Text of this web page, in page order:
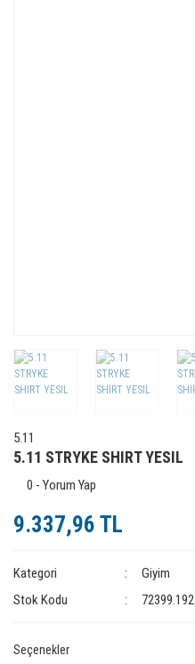
5.11
5.11 STRYKE SHIRT YESIL
0 - Yorum Yap
9.337,96 TL
Kategori
Giyim
Stok Kodu
72399.192
Seçenekler